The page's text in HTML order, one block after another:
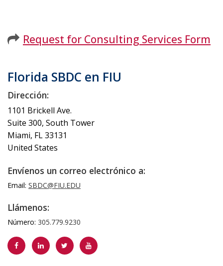
Request for Consulting Services Form
Florida SBDC en FIU
Dirección:
1101 Brickell Ave.
Suite 300, South Tower
Miami, FL 33131
United States
Envíenos un correo electrónico a:
Email: SBDC@FIU.EDU
Llámenos:
Número: 305.779.9230